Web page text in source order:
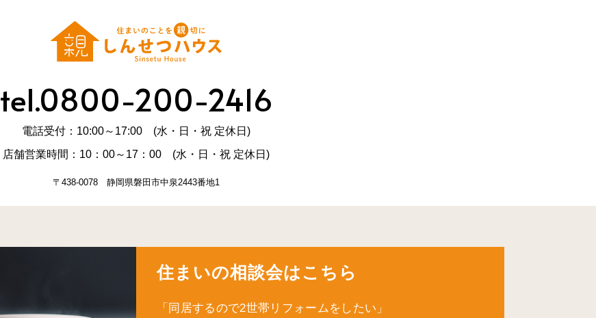
tel.0800-200-2416
電話受付：10:00～17:00 (水・日・祝 定休日)
店舗営業時間：10：00～17：00 (水・日・祝 定休日)
〒438-0078 静岡県磐田市中泉2443番地1
住まいの相談会はこちら
「同居するので2世帯リフォームをしたい」